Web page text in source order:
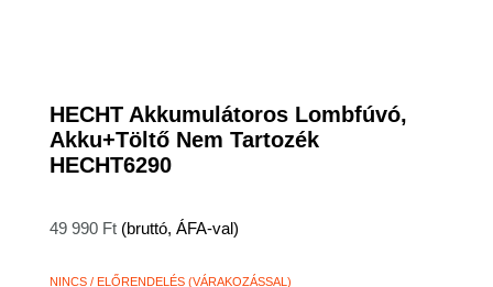
HECHT Akkumulátoros Lombfúvó,
Akku+Töltő Nem Tartozék
HECHT6290
49 990 Ft (bruttó, ÁFA-val)
NINCS / ELŐRENDELÉS (VÁRAKOZÁSSAL)